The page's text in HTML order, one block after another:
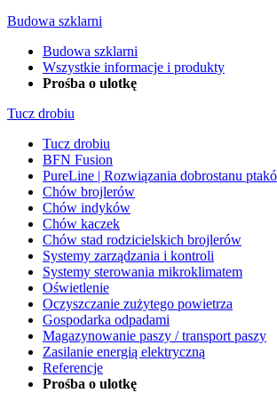
Budowa szklarni
Budowa szklarni
Wszystkie informacje i produkty
Prośba o ulotkę
Tucz drobiu
Tucz drobiu
BFN Fusion
PureLine | Rozwiązania dobrostanu
Chów brojlerów
Chów indyków
Chów kaczek
Chów stad rodzicielskich brojlerów
Systemy zarządzania i kontroli
Systemy sterowania mikroklimatem
Oświetlenie
Oczyszczanie zużytego powietrza
Gospodarka odpadami
Magazynowanie paszy / transport paszy
Zasilanie energią elektryczną
Referencje
Prośba o ulotkę